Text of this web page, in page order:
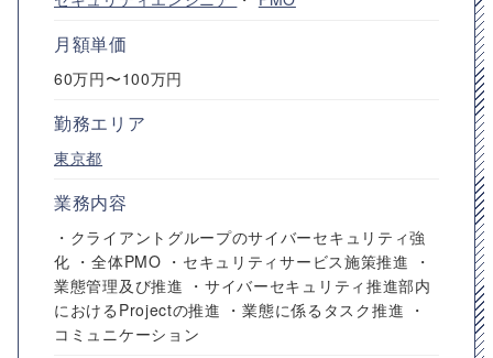
月額単価
60万円〜100万円
勤務エリア
東京都
業務内容
・クライアントグループのサイバーセキュリティ強
化 ・全体PMO ・セキュリティサービス施策推進 ・
業態管理及び推進 ・サイバーセキュリティ推進部内
におけるProjectの推進 ・業態に係るタスク推進 ・
コミュニケーション